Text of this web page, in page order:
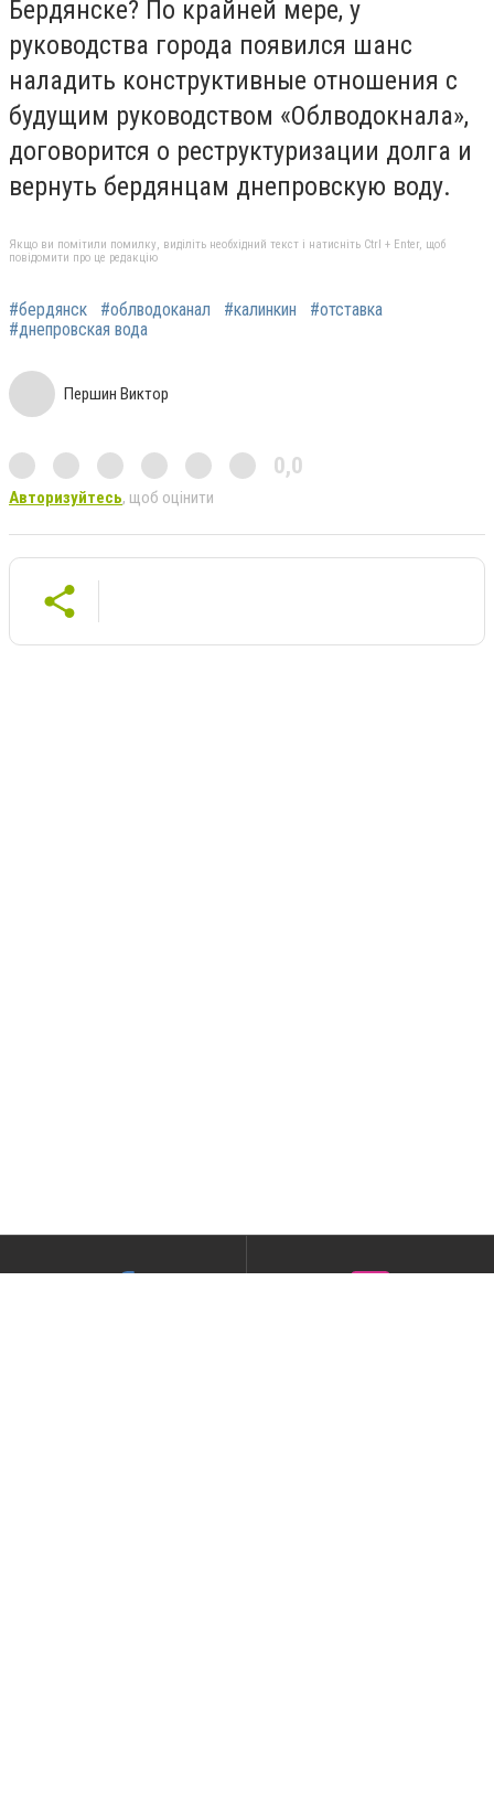
Бердянске? По крайней мере, у
руководства города появился шанс
наладить конструктивные отношения с
будущим руководством «Облводокнала»,
договорится о реструктуризации долга и
вернуть бердянцам днепровскую воду.
Якщо ви помітили помилку, виділіть необхідний текст і натисніть Ctrl + Enter, щоб
повідомити про це редакцію
#бердянск #облводоканал #калинкин
#отставка
#днепровская вода
Першин Виктор
0,0
Авторизуйтесь, щоб оцінити